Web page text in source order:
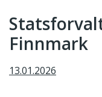
Finnmark
13.01.2026